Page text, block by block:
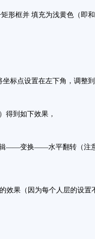
框并 填充为浅黄色（即和
点设置在左下角，调整到
得到如下效果，
——变换——水平翻转（注意
效果（因为每个人层的设